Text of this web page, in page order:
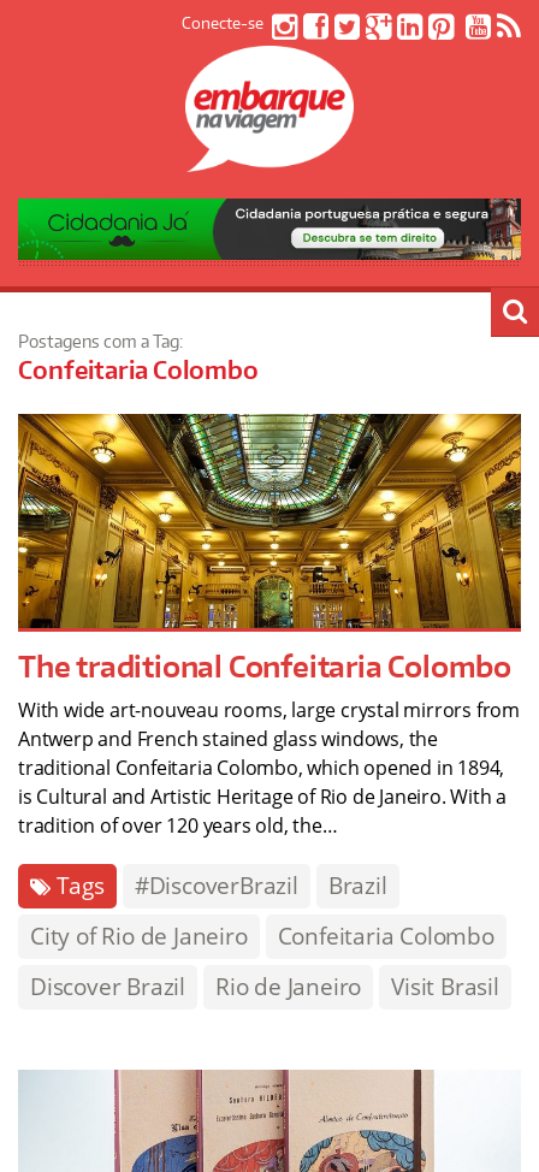
Conecte-se
Postagens com a Tag:
Confeitaria Colombo
The traditional Confeitaria Colombo
With wide art-nouveau rooms, large crystal mirrors from
Antwerp and French stained glass windows, the
traditional Confeitaria Colombo, which opened in 1894,
is Cultural and Artistic Heritage of Rio de Janeiro. With a
tradition of over 120 years old, the…
Tags #DiscoverBrazil
Brazil
City of Rio de Janeiro
Confeitaria Colombo
Discover Brazil
Rio de Janeiro Visit Brasil